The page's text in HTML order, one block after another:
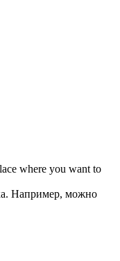
where you want to
Например, можно